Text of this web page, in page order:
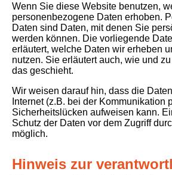
Wenn Sie diese Website benutzen,
personenbezogene Daten erhoben.
Daten sind Daten, mit denen Sie
werden können. Die vorliegende
erläutert, welche Daten wir erheben
nutzen. Sie erläutert auch, wie und
das geschieht.
Wir weisen darauf hin, dass die
Internet (z.B. bei der Kommunikation
Sicherheitslücken aufweisen kann.
Schutz der Daten vor dem Zugriff
möglich.
Hinweis zur